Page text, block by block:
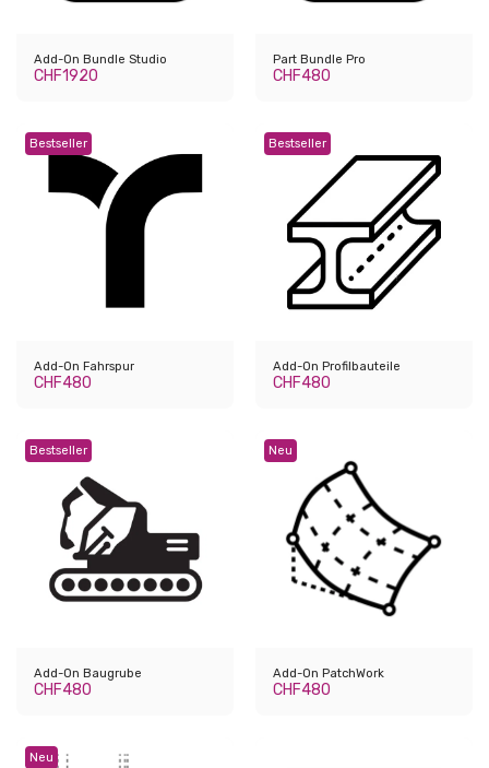
Add-On Bundle Studio
CHF1920
Part Bundle Pro
CHF480
Bestseller
Add-On Fahrspur
CHF480
Bestseller
Add-On Profilbauteile
CHF480
Bestseller
Add-On Baugrube
CHF480
Neu
Add-On PatchWork
CHF480
Neu